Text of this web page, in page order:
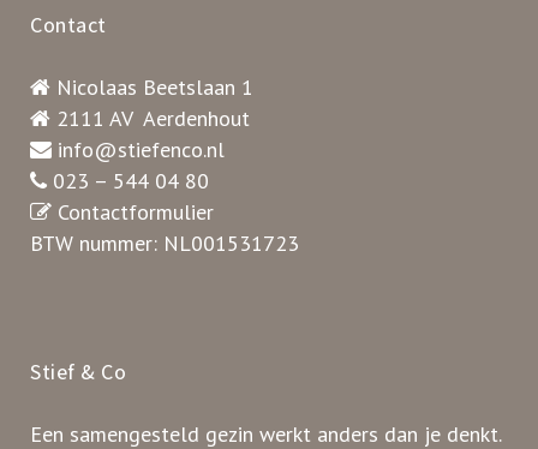
Contact
Nicolaas Beetslaan 1
2111 AV Aerdenhout
info@stiefenco.nl
023 – 544 04 80
Contactformulier
BTW nummer: NL001531723
Stief & Co
Een samengesteld gezin werkt anders dan je denkt.